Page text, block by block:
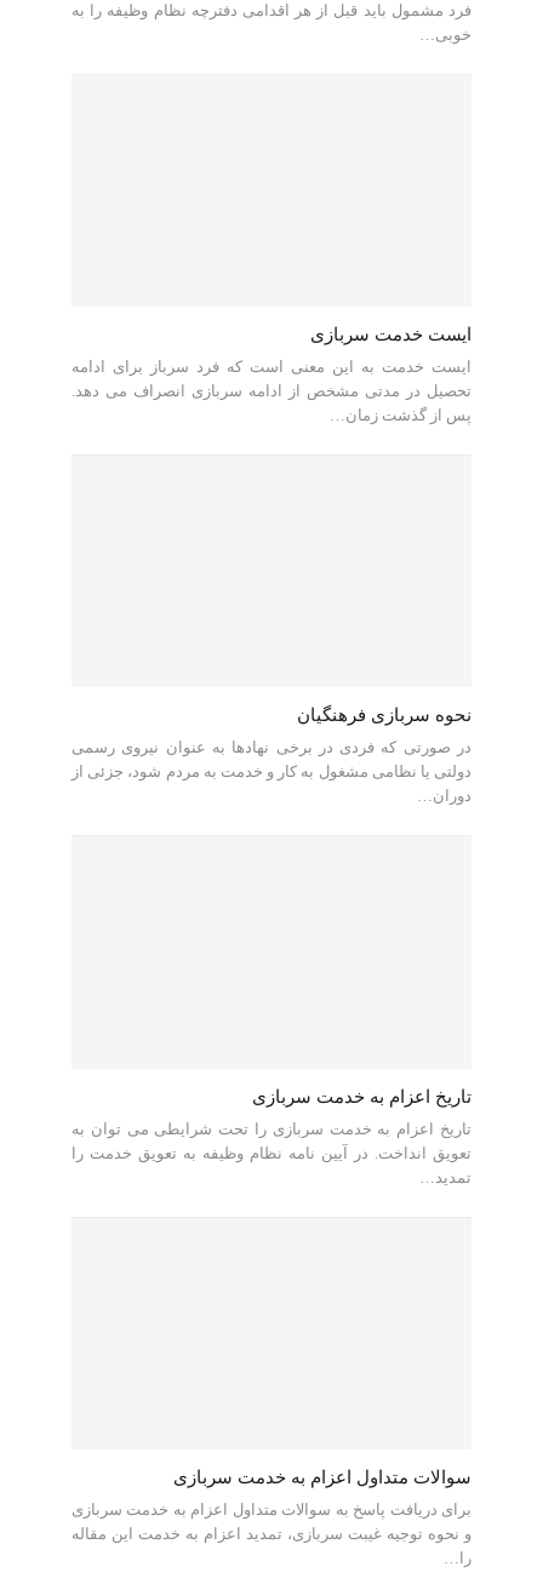
فرد مشمول باید قبل از هر اقدامی دفترچه نظام وظیفه را به
خوبی…
ایست خدمت سربازی
ایست خدمت به این معنی است که فرد سرباز برای ادامه
تحصیل در مدتی مشخص از ادامه سربازی انصراف می دهد.
پس از گذشت زمان…
نحوه سربازی فرهنگیان
در صورتی که فردی در برخی نهادها به عنوان نیروی رسمی
دولتی یا نظامی مشغول به کار و خدمت به مردم شود، جزئی از
دوران…
تاریخ اعزام به خدمت سربازی
تاریخ اعزام به خدمت سربازی را تحت شرایطی می توان به
تعویق انداخت. در آیین نامه نظام وظیفه به تعویق خدمت را
تمدید…
سوالات متداول اعزام به خدمت سربازی
برای دریافت پاسخ به سوالات متداول اعزام به خدمت سربازی
و نحوه توجیه غیبت سربازی، تمدید اعزام به خدمت این مقاله
را…